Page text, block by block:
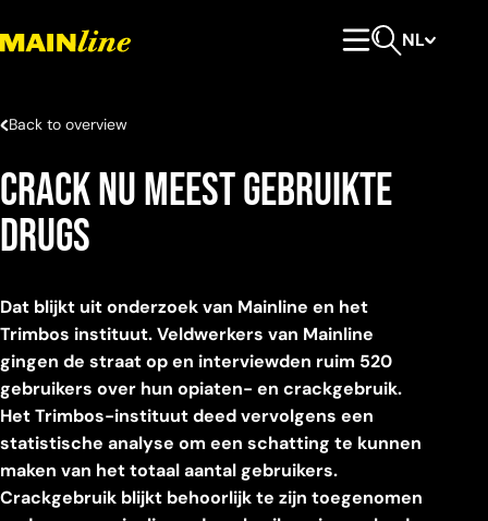
NL
Back to overview
Crack nu meest gebruikte
drugs
Dat blijkt uit onderzoek van Mainline en het
Trimbos instituut. Veldwerkers van Mainline
gingen de straat op en interviewden ruim 520
gebruikers over hun opiaten- en crackgebruik.
Het Trimbos-instituut deed vervolgens een
statistische analyse om een schatting te kunnen
maken van het totaal aantal gebruikers.
Crackgebruik blijkt behoorlijk te zijn toegenomen